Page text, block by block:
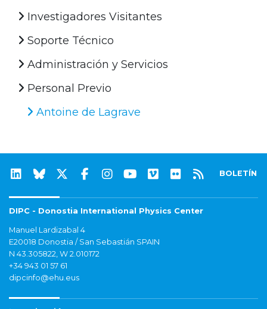
Investigadores Visitantes
Soporte Técnico
Administración y Servicios
Personal Previo
Antoine de Lagrave
BOLETÍN
DIPC - Donostia International Physics Center
Manuel Lardizabal 4
E20018 Donostia / San Sebastián SPAIN
N 43.305822, W 2.010172
+34 943 01 57 61
dipcinfo@ehu.eus